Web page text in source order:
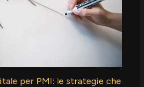
per PMI: le strategie che